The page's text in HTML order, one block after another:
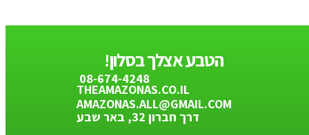
הטבע אצלך בסלון!
08-674-4248
THEAMAZONAS.CO.IL
AMAZONAS.ALL@GMAIL.COM
דרך חברון 32, באר שבע